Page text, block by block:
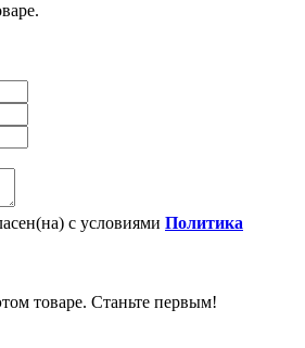
с условиями Политика
товаре. Станьте первым!